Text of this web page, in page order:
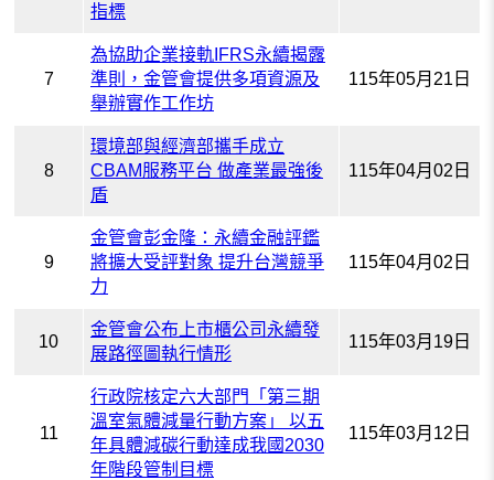
指標
7
為協助企業接軌IFRS永續揭露
準則，金管會提供多項資源及
舉辦實作工作坊
115年05月21日
8
環境部與經濟部攜手成立
CBAM服務平台 做產業最強後
盾
115年04月02日
9
金管會彭金隆：永續金融評鑑
將擴大受評對象 提升台灣競爭
力
115年04月02日
10
金管會公布上市櫃公司永續發
展路徑圖執行情形
115年03月19日
11
行政院核定六大部門「第三期
溫室氣體減量行動方案」 以五
年具體減碳行動達成我國2030
年階段管制目標
115年03月12日